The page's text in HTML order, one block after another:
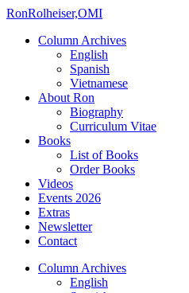
RonRolheiser,OMI
Column Archives
English
Spanish
Vietnamese
About Ron
Biography
Curriculum Vitae
Books
List of Books
Order Books
Videos
Events 2026
Extras
Newsletter
Contact
Column Archives
English